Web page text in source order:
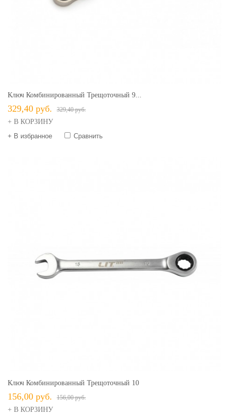
Ключ Комбинированный Трещоточный 9...
329,40 руб. 329,40 руб.
+ В КОРЗИНУ
+ В избранное
Сравнить
Ключ Комбинированный Трещоточный 10
156,00 руб. 156,00 руб.
+ В КОРЗИНУ